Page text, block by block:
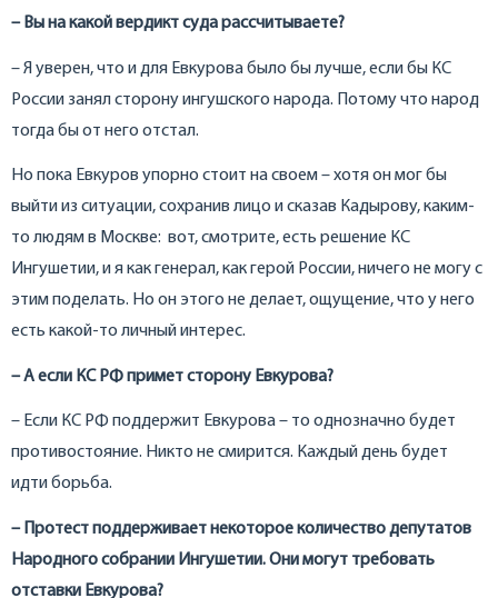
– Вы на какой вердикт суда рассчитываете?
– Я уверен, что и для Евкурова было бы лучше, если бы КС
России занял сторону ингушского народа. Потому что народ
тогда бы от него отстал.
Но пока Евкуров упорно стоит на своем – хотя он мог бы
выйти из ситуации, сохранив лицо и сказав Кадырову, каким-
то людям в Москве: вот, смотрите, есть решение КС
Ингушетии, и я как генерал, как герой России, ничего не могу с
этим поделать. Но он этого не делает, ощущение, что у него
есть какой-то личный интерес.
– А если КС РФ примет сторону Евкурова?
– Если КС РФ поддержит Евкурова – то однозначно будет
противостояние. Никто не смирится. Каждый день будет
идти борьба.
– Протест поддерживает некоторое количество депутатов
Народного собрании Ингушетии. Они могут требовать
отставки Евкурова?